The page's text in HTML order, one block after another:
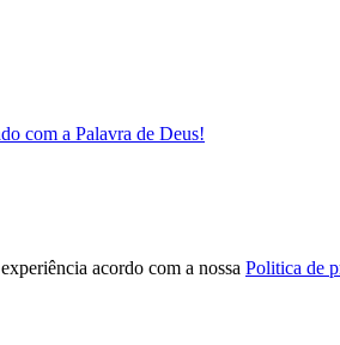
com a Palavra de Deus!
acordo com a nossa Politica de